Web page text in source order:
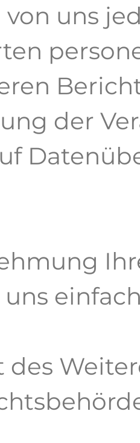
von uns
der
des